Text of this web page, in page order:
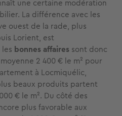
une certaine modération
La différence avec les
ouest de la rade, plus
Lorient, est
bonnes affaires sont donc
2 400 € le m² pour
à Locmiquélic,
beaux produits partent
€ le m². Du côté des
plus favorable aux